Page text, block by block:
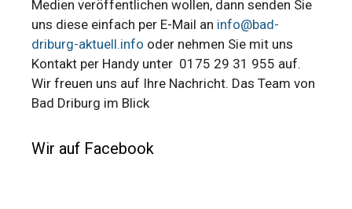
Medien veröffentlichen wollen, dann senden Sie
uns diese einfach per E-Mail an info@bad-
driburg-aktuell.info oder nehmen Sie mit uns
Kontakt per Handy unter 0175 29 31 955 auf.
Wir freuen uns auf Ihre Nachricht. Das Team von
Bad Driburg im Blick
Wir auf Facebook